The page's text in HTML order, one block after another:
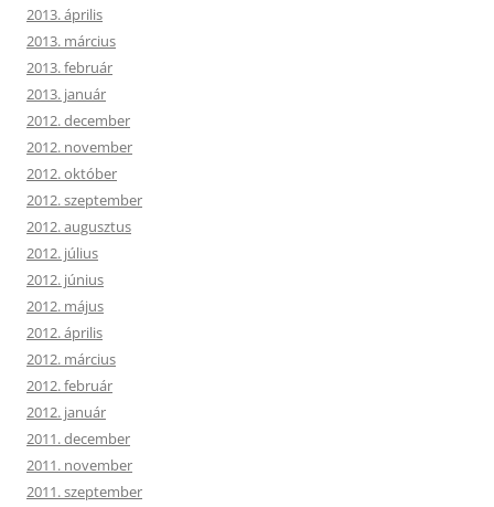
2013. április
2013. március
2013. február
2013. január
2012. december
2012. november
2012. október
2012. szeptember
2012. augusztus
2012. július
2012. június
2012. május
2012. április
2012. március
2012. február
2012. január
2011. december
2011. november
2011. szeptember